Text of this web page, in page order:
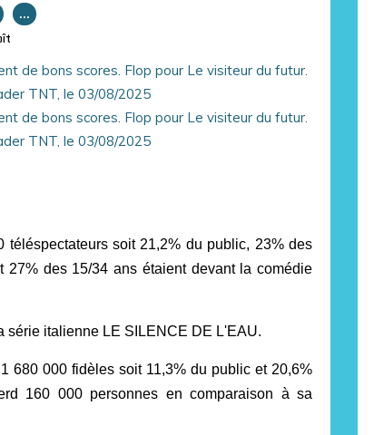
…
téléspectateurs soit 21,2% du public, 23% des
des 15/34 ans étaient devant la comédie
série italienne LE SILENCE DE L'EAU.
680 000 fidèles soit 11,3% du public et 20,6%
160 000 personnes en comparaison à sa